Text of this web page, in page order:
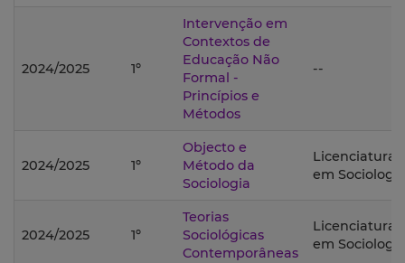
2024/2025 1º
Intervenção em
Contextos de
Educação Não
Formal -
Princípios e
Métodos
--
2024/2025 1º
Objecto e
Método da
Sociologia
Licenciatura
em
2024/2025 1º
Teorias
Sociológicas
Contemporâneas
Licenciatura
em